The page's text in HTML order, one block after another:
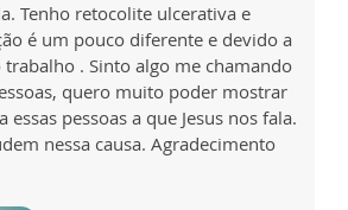
Tenho retocolite ulcerativa e
é um pouco diferente e devido a
trabalho . Sinto algo me chamando
quero muito poder mostrar
essas pessoas a que Jesus nos fala.
nessa causa. Agradecimento